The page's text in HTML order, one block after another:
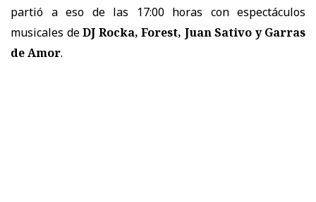
partió a eso de las 17:00 horas con espectáculos
musicales deDJ Rocka, Forest, Juan Sativo y Garras
de Amor.